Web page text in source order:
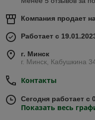
Компания продает
Работает с
г. Минск
г. Минск, Кабушкина
Контакты
Сегодня работает с
Показать весь